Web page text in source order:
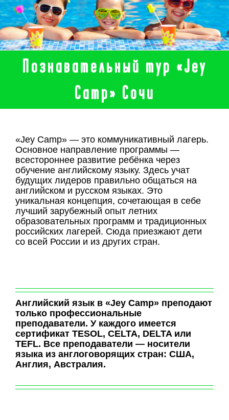
Познавательный тур «Jey
Camp» Сочи
«Jey Camp» — это коммуникативный лагерь.
Основное направление программы —
всестороннее развитие ребёнка через
обучение английскому языку. Здесь учат
будущих лидеров правильно общаться на
английском и русском языках. Это
уникальная концепция, сочетающая в себе
лучший зарубежный опыт летних
образовательных программ и традиционных
российских лагерей. Сюда приезжают дети
со всей России и из других стран.
Английский язык в «Jey Camp» преподают
только профессиональные
преподаватели. У каждого имеется
сертификат TESOL, CELTA, DELTA или
TEFL. Все преподаватели — носители
языка из англоговорящих стран: США,
Англия, Австралия.